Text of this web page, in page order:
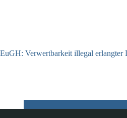
EuGH: Verwertbarkeit illegal erlangter